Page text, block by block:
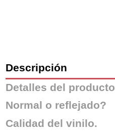
Descripción
Detalles del producto
Normal o reflejado?
Calidad del vinilo.